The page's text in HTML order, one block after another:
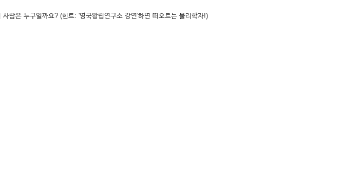
람은 누구일까요? (힌트: '영국왕립연구소 강연'하면 떠오르는 물리학자!)